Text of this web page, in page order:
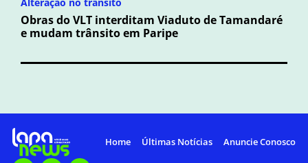
Obras do VLT interditam Viaduto de Tamandaré
e mudam trânsito em Paripe
Home Últimas Notícias Anuncie Conosco